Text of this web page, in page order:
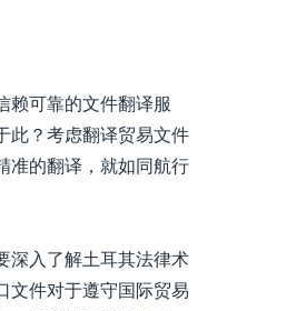
赖可靠的文件翻译服
此？考虑翻译贸易文件
准的翻译，就如同航行
深入了解土耳其法律术
文件对于遵守国际贸易